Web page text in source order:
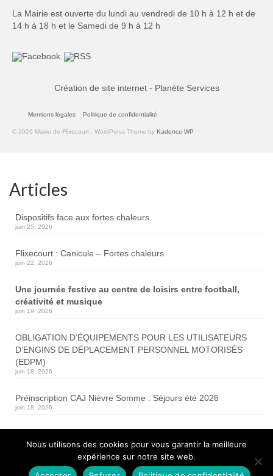
La Mairie est ouverte du lundi au vendredi de 10 h à 12 h et de
14 h à 18 h et le Samedi de 9 h à 12 h
Création de site internet - Planète Services
Mentions légales Politique de confidentialité
© 2026 Mairie de Flixecourt - WordPress Theme by Kadence WP
Nous utilisons des cookies pour vous garantir la meilleure
expérience sur notre site web.
Articles
Dispositifs face aux fortes chaleurs
juin 25, 2026
Flixecourt : Canicule – Fortes chaleurs
juin 22, 2026
Une journée festive au centre de loisirs entre football,
créativité et musique
juin 19, 2026
OBLIGATION D’ÉQUIPEMENTS POUR LES UTILISATEURS
D’ENGINS DE DÉPLACEMENT PERSONNEL MOTORISÉS
(EDPM)
juin 18, 2026
Préinscription CAJ Nièvre Somme : Séjours été 2026
juin 18, 2026
RD1001